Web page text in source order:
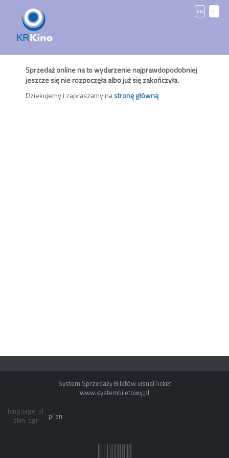
PL
EN
Sprzedaż online na to wydarzenie najprawdopodobniej
jeszcze się nie rozpoczęła albo już się zakończyła.
Dziekujemy i zapraszamy nastronę główną
System Sprzedaży Biletów visualTicket
www.systembiletowy.pl
language: pl
skin: agr
pl en